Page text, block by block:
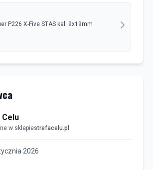
P226 X-Five STAS kal. 9x19mm
w sklepiestrefacelu.pl
2026